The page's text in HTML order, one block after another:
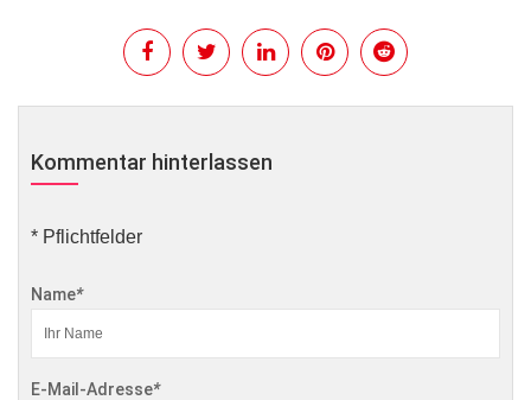
Kommentar hinterlassen
* Pflichtfelder
Name*
E-Mail-Adresse*